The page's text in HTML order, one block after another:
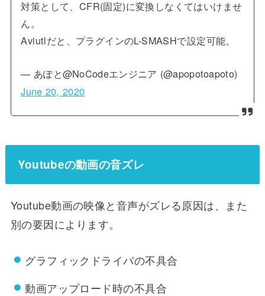
対策として、CFR(固定)に変換しなくてはいけませ
ん。
Aviutlだと、プラグインのL-SMASHで設定可能。
— あぽと@NoCodeエンジニア (@apopotoapoto)
June 20, 2020
Youtubeの動画の音ズレ
Youtube動画の映像と音声がズレる原因は、また
別の要因によります。
グラフィックドライバの不具合
動画アップロード時の不具合